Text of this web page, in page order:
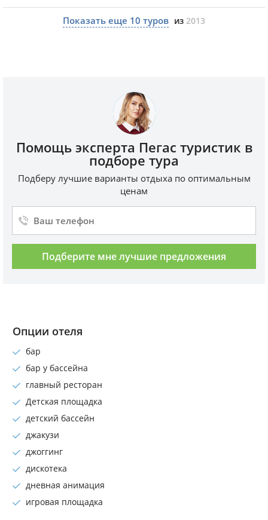
Показать еще 10 туров из 2013
Помощь эксперта Пегас туристик в
подборе тура
Подберу лучшие варианты отдыха по оптимальным
ценам
Подберите мне лучшие предложения
Опции отеля
бар
бар у бассейна
главный ресторан
Детская площадка
детский бассейн
джакузи
джоггинг
дискотека
дневная анимация
игровая площадка